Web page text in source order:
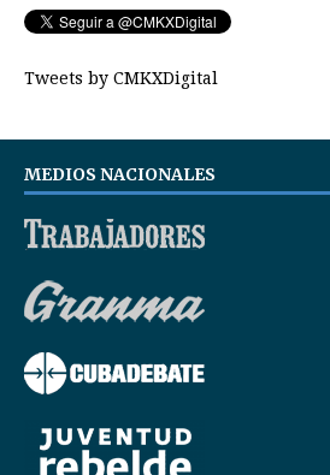
Tweets by CMKXDigital
MEDIOS NACIONALES